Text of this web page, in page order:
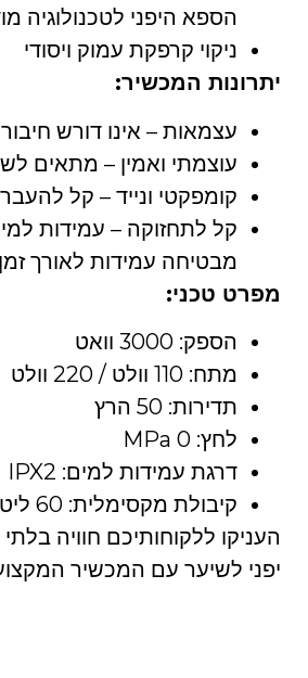
הספא היפני לטכנולוגיה
ניקוי קרפקת עמוק ויסודי
יתרונות המכשיר:
עצמאות – אינו דורש חיבור
עוצמתי ואמין – מתאים
קומפקטי ונייד – קל
מבטיחה עמידות לאורך
מפרט טכני:
הספק: 3000 וואט
מתח: 110 וולט / 220 וולט
תדירות: 50 הרץ
לחץ: 0 MPa
דרגת עמידות למים: IPX2
קיבולת מקסימלית: 60 ליטר
העניקו ללקוחותיכם חוויה
יפני לשיער עם המכשיר